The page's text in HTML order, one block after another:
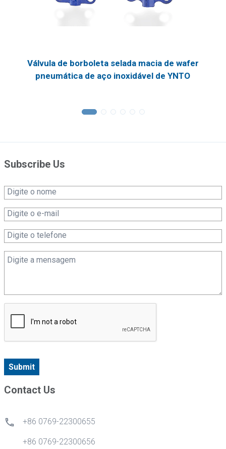
Válvula de borboleta selada macia de wafer
pneumática de aço inoxidável de YNTO
Contact Us
+86 0769-22300655
+86 0769-22300656
Subscribe Us
Submit